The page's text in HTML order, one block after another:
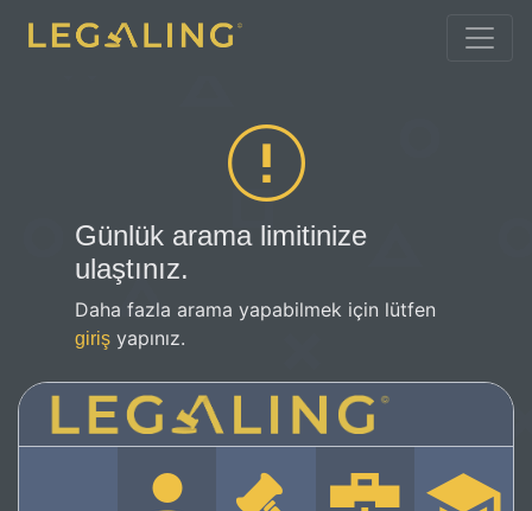
Günlük arama limitinize
ulaştınız.
Daha fazla arama yapabilmek için lütfen
giriş yapınız.